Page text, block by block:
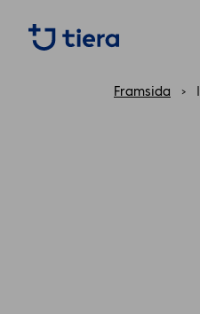
https://tiera.fi/name
Framsida ›